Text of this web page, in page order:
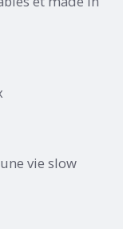
vie slow